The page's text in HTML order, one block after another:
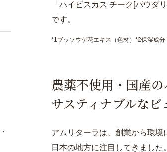
「ハイビスカス チーク[パウ
です。
*1ブッソウゲ花エキス（色材）*2保湿成分
農薬不使用・国産
サスティナブルな
アムリターラは、創業から環境
日本の地方に注目してきました。